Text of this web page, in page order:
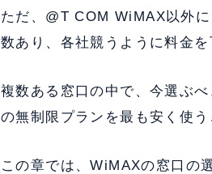
ただ、@T COM WiMAX以外
数あり、各社競うように料金を
複数ある窓口の中で、今選ぶ
の無制限プランを最も安く使う
この章では、WiMAXの窓口の